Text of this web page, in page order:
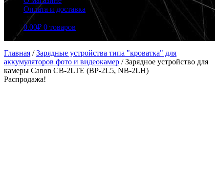
Оплата и доставка
0.00₽ 0 товаров
Главная /Зарядные устройства типа "кроватка" для
аккумуляторов фото и видеокамер /Зарядное устройство для
камеры Canon CB-2LTE (BP-2L5, NB-2LH)
Распродажа!